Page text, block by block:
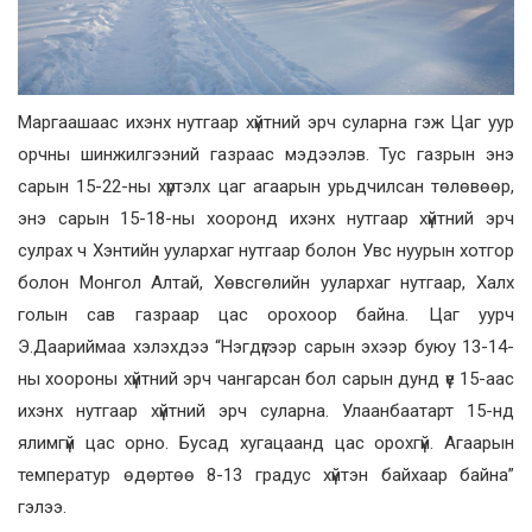
Маргаашаас ихэнх нутгаар хүйтний эрч суларна гэж Цаг уур
орчны шинжилгээний газраас мэдээлэв. Тус газрын энэ
сарын 15-22-ны хүртэлх цаг агаарын урьдчилсан төлөвөөр,
энэ сарын 15-18-ны хооронд ихэнх нутгаар хүйтний эрч
сулрах ч Хэнтийн уулархаг нутгаар болон Увс нуурын хотгор
болон Монгол Алтай, Хөвсгөлийн уулархаг нутгаар, Халх
голын сав газраар цас орохоор байна. Цаг уурч
Э.Даариймаа хэлэхдээ “Нэгдүгээр сарын эхээр буюу 13-14-
ны хоороны хүйтний эрч чангарсан бол сарын дунд үе 15-аас
ихэнх нутгаар хүйтний эрч суларна. Улаанбаатарт 15-нд
ялимгүй цас орно. Бусад хугацаанд цас орохгүй. Агаарын
температур өдөртөө 8-13 градус хүйтэн байхаар байна”
гэлээ.